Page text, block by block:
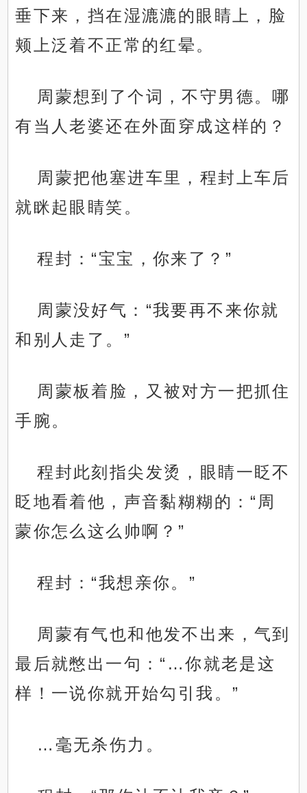
垂下来，挡在湿漉漉的眼睛上，脸
颊上泛着不正常的红晕。
周蒙想到了个词，不守男德。哪
有当人老婆还在外面穿成这样的？
周蒙把他塞进车里，程封上车后
就眯起眼睛笑。
程封：“宝宝，你来了？”
周蒙没好气：“我要再不来你就
和别人走了。”
周蒙板着脸，又被对方一把抓住
手腕。
程封此刻指尖发烫，眼睛一眨不
眨地看着他，声音黏糊糊的：“周
蒙你怎么这么帅啊？”
程封：“我想亲你。”
周蒙有气也和他发不出来，气到
最后就憋出一句：“…你就老是这
样！一说你就开始勾引我。”
…毫无杀伤力。